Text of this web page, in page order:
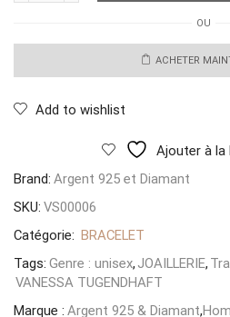
Argent
Rond
OU
ACHETER
Add to wishlist
Ajouter à la
Brand: Argent 925 et Diamant
SKU: VS00006
Catégorie: BRACELET
Tags: Genre : unisex,JOAILLERIE,
VANESSA TUGENDHAFT
Marque : Argent 925 & Diamant,